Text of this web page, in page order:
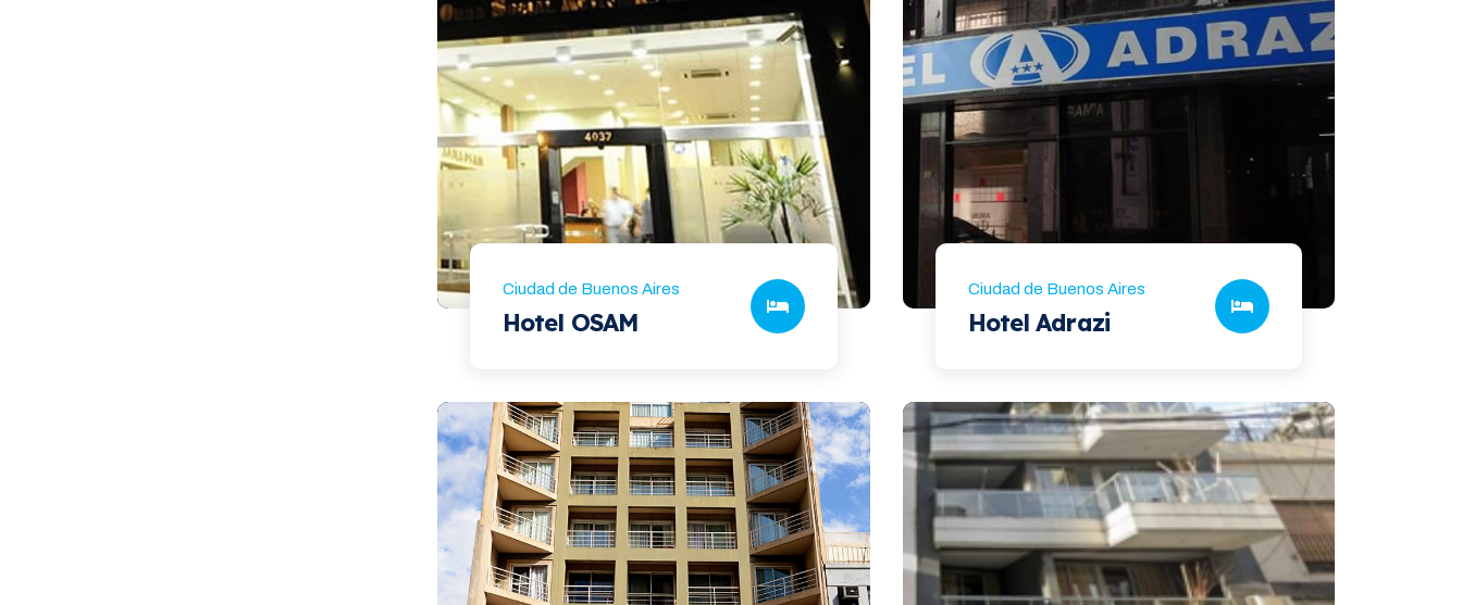
Ciudad de Buenos Aires
Hotel OSAM
Ciudad de Buenos Aires
Hotel Adrazi